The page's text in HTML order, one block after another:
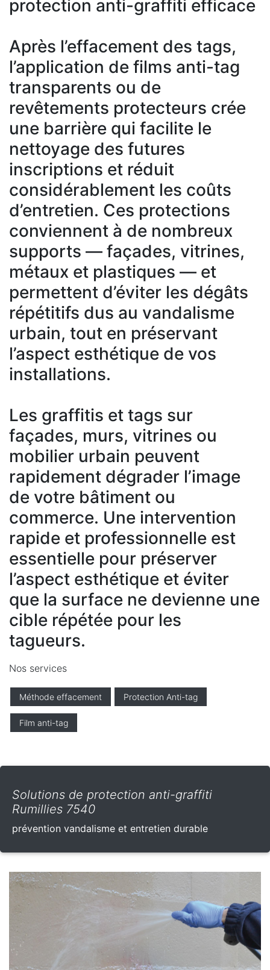
protection anti-graffiti efficace
Après l’effacement des tags,
l’application de films anti-tag
transparents ou de
revêtements protecteurs crée
une barrière qui facilite le
nettoyage des futures
inscriptions et réduit
considérablement les coûts
d’entretien. Ces protections
conviennent à de nombreux
supports — façades, vitrines,
métaux et plastiques — et
permettent d’éviter les dégâts
répétitifs dus au vandalisme
urbain, tout en préservant
l’aspect esthétique de vos
installations.
Les graffitis et tags sur
façades, murs, vitrines ou
mobilier urbain peuvent
rapidement dégrader l’image
de votre bâtiment ou
commerce. Une intervention
rapide et professionnelle est
essentielle pour préserver
l’aspect esthétique et éviter
que la surface ne devienne une
cible répétée pour les
tagueurs.
Nos services
Méthode effacement Protection Anti-tag
Film anti-tag
Solutions de protection anti-graffiti
Rumillies 7540
prévention vandalisme et entretien durable